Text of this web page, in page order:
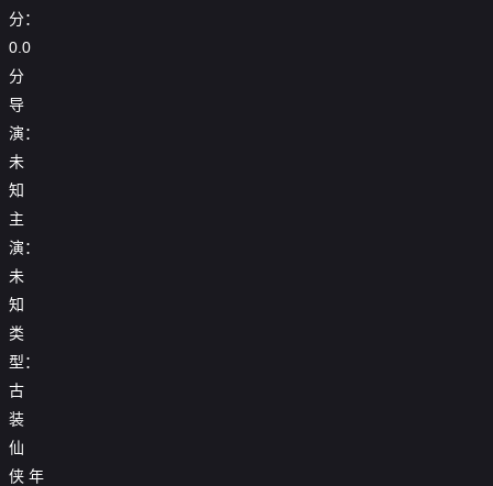
分：
0.0
分
导
演：
未
知
主
演：
未
知
类
型：
古
装
仙
侠 年